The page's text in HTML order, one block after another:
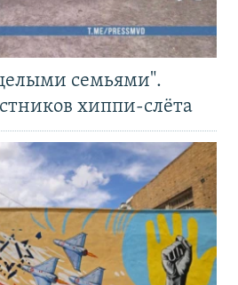
семьями".
хиппи-слёта